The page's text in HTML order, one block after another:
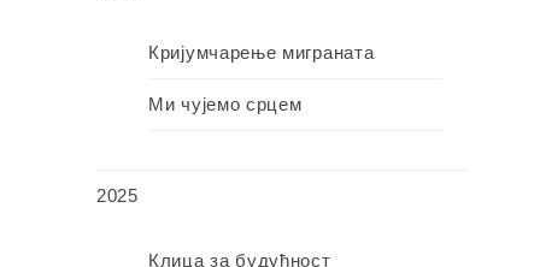
Кријумчарење миграната
Ми чујемо срцем
2025
Клица за будућност